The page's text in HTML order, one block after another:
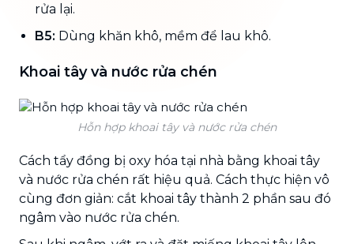
rửa lại.
B5: Dùng khăn khô, mềm để lau khô.
Khoai tây và nước rửa chén
Hỗn hợp khoai tây và nước rửa chén
Cách tẩy đồng bị oxy hóa tại nhà bằng khoai tây
và nước rửa chén rất hiệu quả. Cách thực hiện vô
cùng đơn giản: cắt khoai tây thành 2 phần sau đó
ngâm vào nước rửa chén.